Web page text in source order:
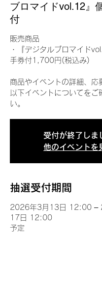
ブロマイドvol.12』
付
販売商品
・『デジタルブロマイド
手券付1,700円(税込み)
商品やイベントの詳細、応
以下イベントについてをご
い。
受付が終了しま
他のイベントを
抽選受付期間
2026年3月13日 12:00 –
17日 12:00
予定